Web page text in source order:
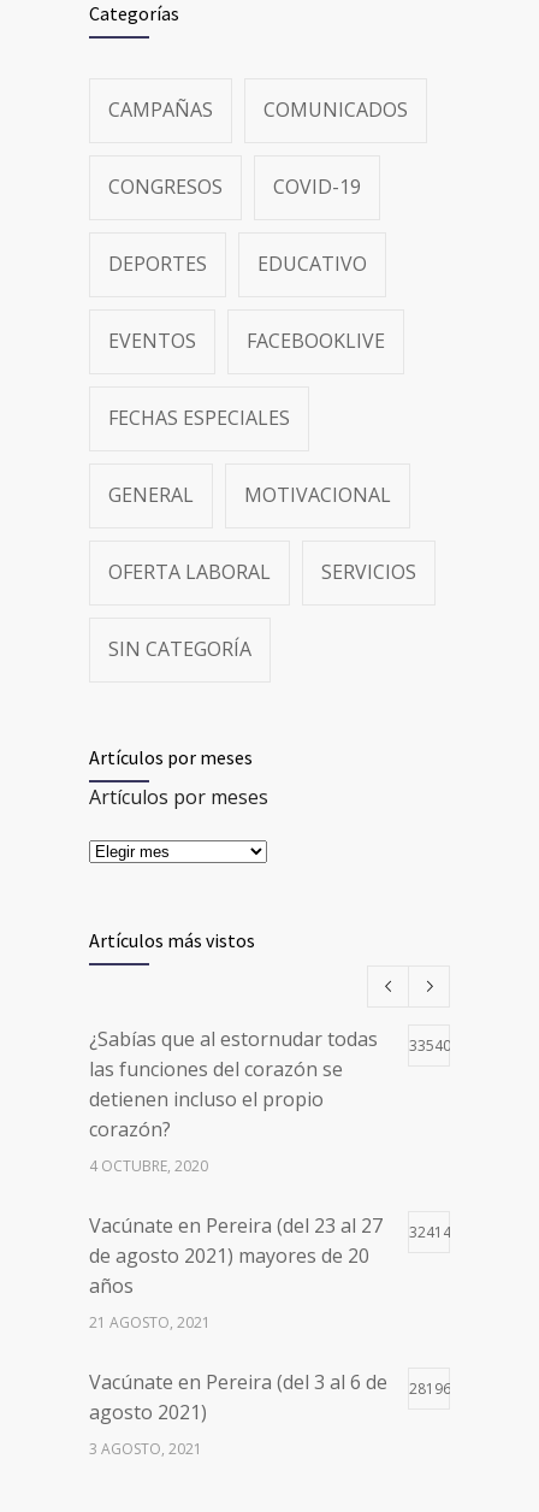
Categorías
CAMPAÑAS COMUNICADOS
CONGRESOS COVID-19
DEPORTES EDUCATIVO
EVENTOS FACEBOOKLIVE
FECHAS ESPECIALES
GENERAL MOTIVACIONAL
OFERTA LABORAL SERVICIOS
SIN CATEGORÍA
Artículos por meses
Artículos por meses
Artículos más vistos
¿Sabías que al estornudar todas
las funciones del corazón se
detienen incluso el propio
corazón?
33540
4 OCTUBRE, 2020
Vacúnate en Pereira (del 23 al 27
de agosto 2021) mayores de 20
años
32414
21 AGOSTO, 2021
Vacúnate en Pereira (del 3 al 6 de
agosto 2021)
28196
3 AGOSTO, 2021